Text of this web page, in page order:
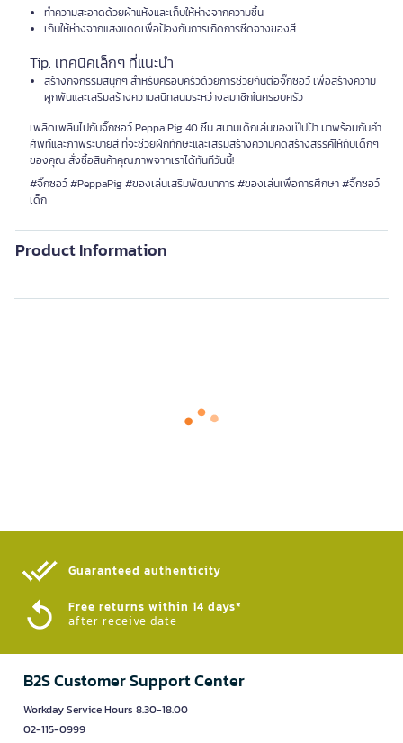
ทำความสะอาดด้วยผ้าแห้งและเก็บให้ห่างจากความชื้น
เก็บให้ห่างจากแสงแดดเพื่อป้องกันการเกิดการซีดจางของสี
Tip. เทคนิคเล็กๆ ที่แนะนำ
สร้างกิจกรรมสนุกๆ สำหรับครอบครัวด้วยการช่วยกันต่อจิ๊กซอว์ เพื่อสร้างความ
ผูกพันและเสริมสร้างความสนิทสนมระหว่างสมาชิกในครอบครัว
เพลิดเพลินไปกับจิ๊กซอว์ Peppa Pig 40 ชิ้น สนามเด็กเล่นของเป๊ปป้า มาพร้อมกับคำ
ศัพท์และภาพระบายสี ที่จะช่วยฝึกทักษะและเสริมสร้างความคิดสร้างสรรค์ให้กับเด็กๆ
ของคุณ สั่งซื้อสินค้าคุณภาพจากเราได้ทันทีวันนี้!
#จิ๊กซอว์ #PeppaPig #ของเล่นเสริมพัฒนาการ #ของเล่นเพื่อการศึกษา #จิ๊กซอว์
เด็ก
Product Information
Guaranteed authenticity​
Free returns within 14 days*
after receive date
B2S Customer Support Center
Workday Service Hours 8.30-18.00
02-115-0999